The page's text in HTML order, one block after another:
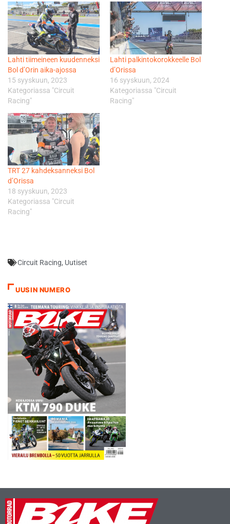
Lahti tiimeineen kuudenneksi
Bol d’Orin aika-ajossa
15 syyskuun, 2023
Kategoriassa "Circuit
Racing"
Lahti palkintokorokkeelle Bol
d’Orissa
16 syyskuun, 2024
Kategoriassa "Circuit
Racing"
TRT 27 kahdeksanneksi Bol
d’Orissa
18 syyskuun, 2023
Kategoriassa "Circuit
Racing"
Circuit Racing, Uutiset
UUSIN NUMERO